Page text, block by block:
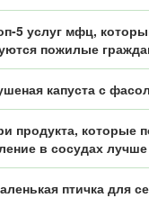
услуг мфц,
пожилые
капуста с
продукта, которые
в сосудах
птичка для